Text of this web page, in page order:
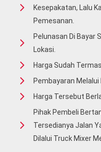
Kesepakatan, Lalu
Pemesanan.
Pelunasan Di Bayar
Lokasi.
Harga Sudah
Pembayaran Melalui
Harga Tersebut
Pihak Pembeli
Tersedianya Jalan
Dilalui Truck Mixer